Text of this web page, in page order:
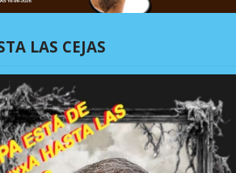
LAS CEJAS